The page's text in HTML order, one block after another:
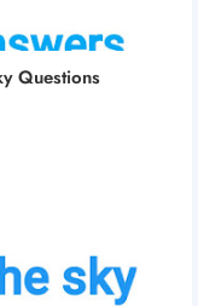
Questions